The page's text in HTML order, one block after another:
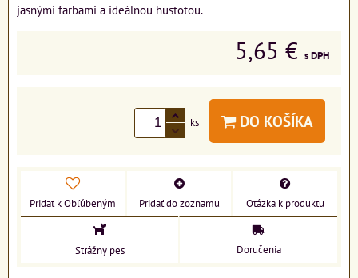
jasnými farbami a ideálnou hustotou.
5,65 € s DPH
ks DO KOŠÍKA
Pridať k Obľúbeným Pridať do zoznamu Otázka k produktu
Strážny pes Doručenia